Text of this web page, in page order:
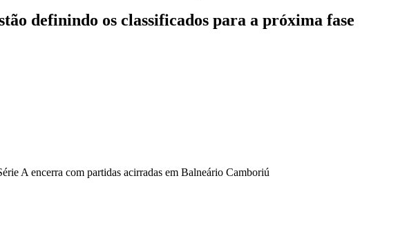
definindo os classificados para a próxima fase